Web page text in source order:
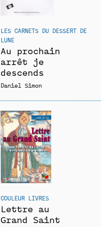
LES CARNETS DU DESSERT DE
LUNE
Au prochain
arrêt je
descends
Daniel Simon
COULEUR LIVRES
Lettre au
Grand Saint